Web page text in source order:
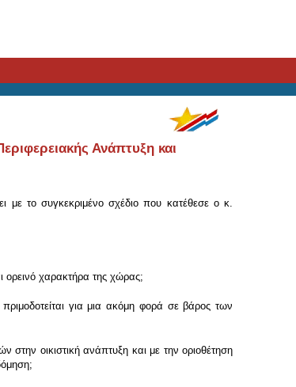
Ανάπτυξη και
με το συγκεκριμένο σχέδιο που κατέθεσε ο κ.
ορεινό χαρακτήρα της χώρας;
για μια ακόμη φορά σε βάρος των
οικιστική ανάπτυξη και με την οριοθέτηση